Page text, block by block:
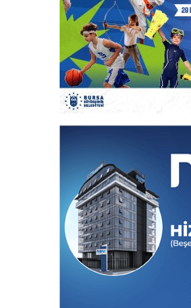
Çitlekçi Halka
Türkiye’nin İlk